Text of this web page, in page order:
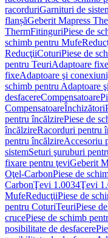
racorduriGarnituri de
flanșăGeberit Mapress
ThermFitinguriPiese de
schimb pentru Mufe
ReducţiiCoturiPiese de
pentru TeuriAdaptoare fixe
fixeAdaptoare şi
schimb pentru Adaptoare
desfacereCompensatoare
CompensatoareÎnchizători
pentru încălzirePiese de
încălzireRacorduri pentru
pentru încălzireAccesoriu
sistemSeturi şuruburi
fixare pentru ţeviGeberit
Oţel-CarbonPiese de
CarbonŢevi 1.0034Ţevi
MufeReducţiiPiese de
pentru CoturiTeuriPiese
crucePiese de schimb
posibilitate de desfacere